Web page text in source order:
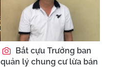
Bắt cựu Trưởng ban
quản lý chung cư lừa bán